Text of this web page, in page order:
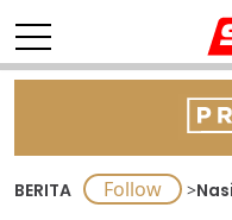
BERITA >